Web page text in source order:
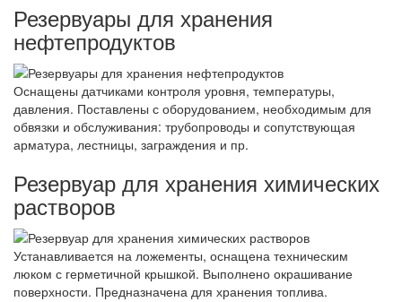
Резервуары для хранения
нефтепродуктов
Оснащены датчиками контроля уровня, температуры,
давления. Поставлены с оборудованием, необходимым для
обвязки и обслуживания: трубопроводы и сопутствующая
арматура, лестницы, заграждения и пр.
Резервуар для хранения химических
растворов
Устанавливается на ложементы, оснащена техническим
люком с герметичной крышкой. Выполнено окрашивание
поверхности. Предназначена для хранения топлива.